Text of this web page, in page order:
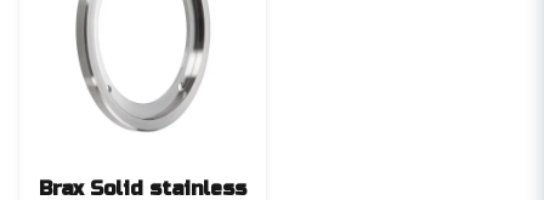
Brax Solid stainless